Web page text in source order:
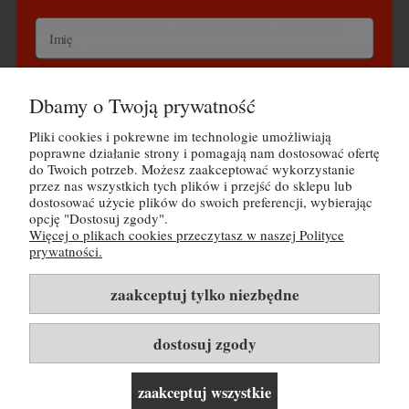
Rieslinga, oferując eleganckie i zbalansowane wina o dużym
potencjale dojrzewania.
POMOC
MOJE KONTO
PŁATNOŚCI I DOSTAWA
O NAS
Rozwiń listę kategorii i linków ▼
Dbamy o Twoją prywatność
Pliki cookies i pokrewne im technologie umożliwiają
poprawne działanie strony i pomagają nam dostosować ofertę
do Twoich potrzeb. Możesz zaakceptować wykorzystanie
przez nas wszystkich tych plików i przejść do sklepu lub
dostosować użycie plików do swoich preferencji, wybierając
opcję "Dostosuj zgody".
Więcej o plikach cookies przeczytasz w naszej Polityce
prywatności.
zaakceptuj tylko niezbędne
dostosuj zgody
zaakceptuj wszystkie
zgodnie z polityką prywatności Buy Wine Sp. z o.o.
Odbieram kod na 30 zł rabatu
Nie, dziękuję
Tutaj możesz zapoznać się zpolityką prywatności